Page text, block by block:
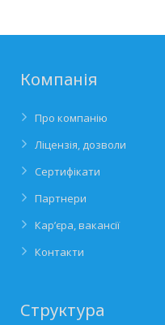
Компанія
Про компанію
Ліцензія, дозволи
Сертифікати
Партнери
Кар’єра, вакансії
Контакти
Структура